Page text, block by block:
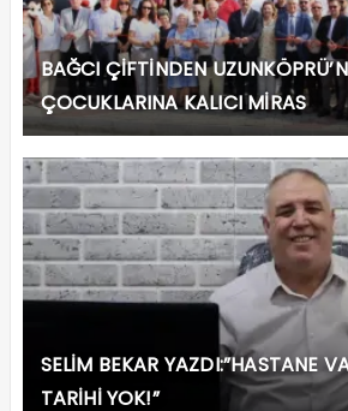
BAĞCI ÇİFTİNDEN
ÇOCUKLARINA KALICI MİRAS
SELİM BEKAR YAZDI:”HASTANE
TARİHİ YOK!”